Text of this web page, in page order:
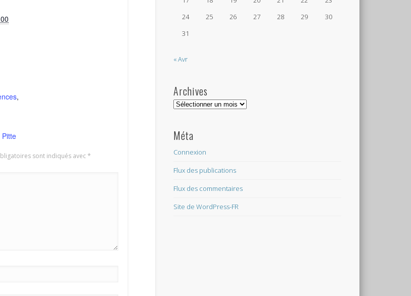
,
sont indiqués avec*
24
25 26 27 28 29
30
31
« Avr
Archives
Archives
Méta
Connexion
Flux des publications
Flux des commentaires
Site de WordPress-FR